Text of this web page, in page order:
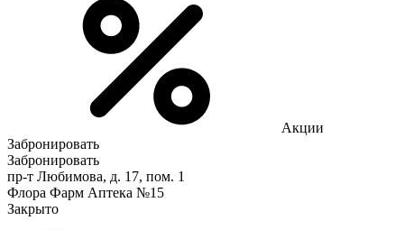
Акции
Забронировать
Забронировать
пр-т Любимова, д. 17, пом. 1
Флора Фарм Аптека №15
Закрыто